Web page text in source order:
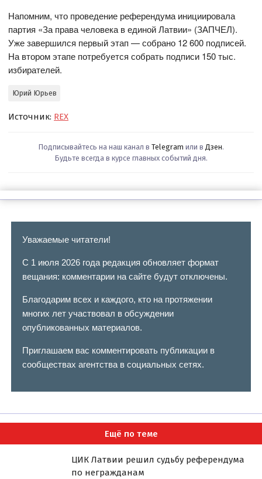
Напомним, что проведение референдума инициировала
партия «За права человека в единой Латвии» (ЗАПЧЕЛ).
Уже завершился первый этап — собрано 12 600 подписей.
На втором этапе потребуется собрать подписи 150 тыс.
избирателей.
Юрий Юрьев
Источник: REX
Подписывайтесь на наш канал в Telegram или в Дзен.
Будьте всегда в курсе главных событий дня.
Уважаемые читатели!
С 1 июля 2026 года редакция обновляет формат
вещания: комментарии на сайте будут отключены.
Благодарим всех и каждого, кто на протяжении
многих лет участвовал в обсуждении
опубликованных материалов.
Приглашаем вас комментировать публикации в
сообществах агентства в социальных сетях.
Ещё по теме
ЦИК Латвии решил судьбу референдума
по негражданам